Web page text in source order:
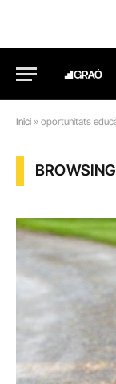
Inici » oportunitats